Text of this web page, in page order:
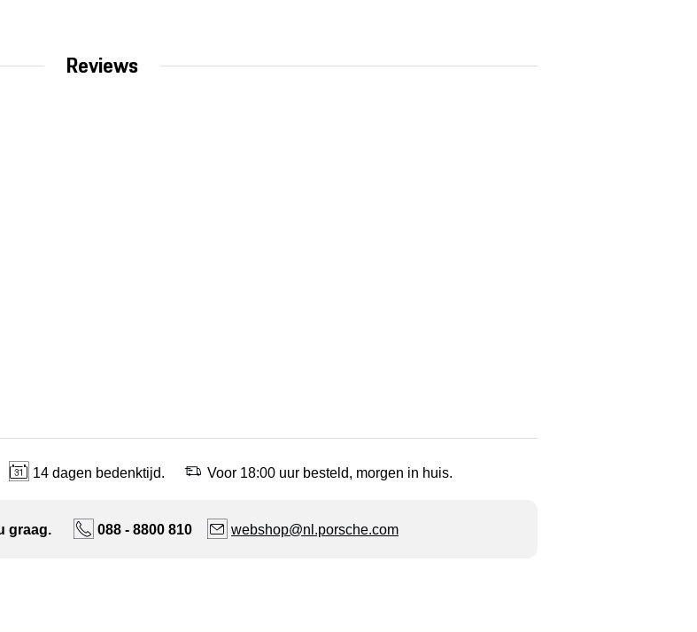
Reviews
14 dagen bedenktijd. Voor 18:00 uur besteld, morgen in huis.
graag. 088 - 8800 810 webshop@nl.porsche.com